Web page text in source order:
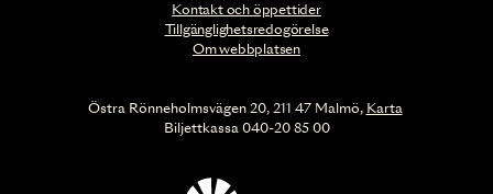
Kontakt och öppettider
Tillgänglighetsredogörelse
Om webbplatsen
Östra Rönneholmsvägen 20, 211 47 Malmö, Karta
Biljettkassa 040-20 85 00